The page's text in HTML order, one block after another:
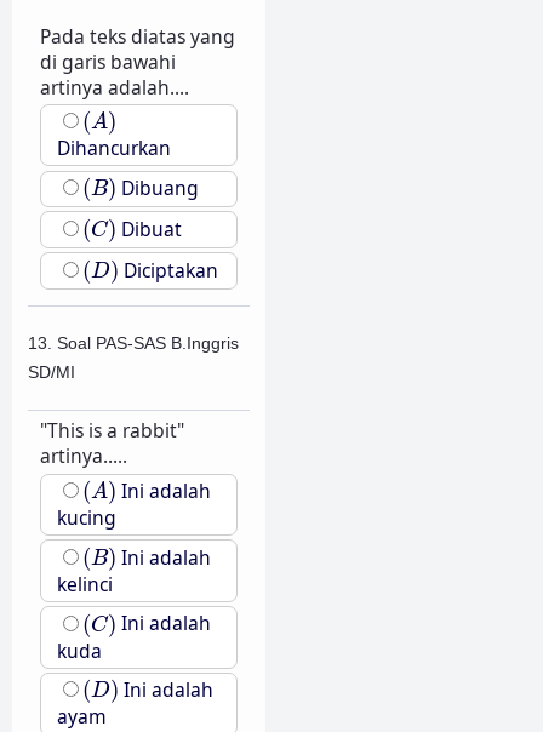
Pada teks diatas yang
di garis bawahi
artinya adalah....
(A)
(A)
Dihancurkan
(B)
(B) Dibuang
(C)
(C) Dibuat
(D)
(D) Diciptakan
13. Soal PAS-SAS B.Inggris
SD/MI
"This is a rabbit"
artinya.....
(A)
(A) Ini adalah
kucing
(B)
(B) Ini adalah
kelinci
(C)
(C) Ini adalah
kuda
(D)
(D) Ini adalah
ayam